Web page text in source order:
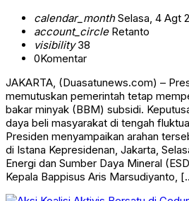
calendar_monthSelasa, 4 Agt
account_circleRetanto
visibility38
0Komentar
JAKARTA, (Duasatunews.com) –
memutuskan pemerintah tetap
bakar minyak (BBM) subsidi.
daya beli masyarakat di tengah
Presiden menyampaikan arahan
di Istana Kepresidenan, Jakarta,
Energi dan Sumber Daya Mineral
Kepala Bappisus Aris Marsudiyanto,